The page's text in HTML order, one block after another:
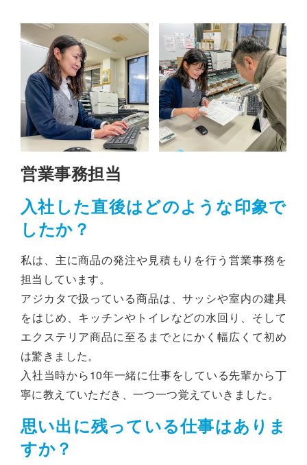
営業事務担当
入社した直後はどのような印象で
したか？
私は、主に商品の発注や見積もりを行う営業事務を
担当しています。
アジカタで扱っている商品は、サッシや室内の建具
をはじめ、キッチンやトイレなどの水回り、そして
エクステリア商品に至るまでとにかく幅広くて初め
は驚きました。
入社当時から10年一緒に仕事をしている先輩から丁
寧に教えていただき、一つ一つ覚えていきました。
思い出に残っている仕事はありま
すか？